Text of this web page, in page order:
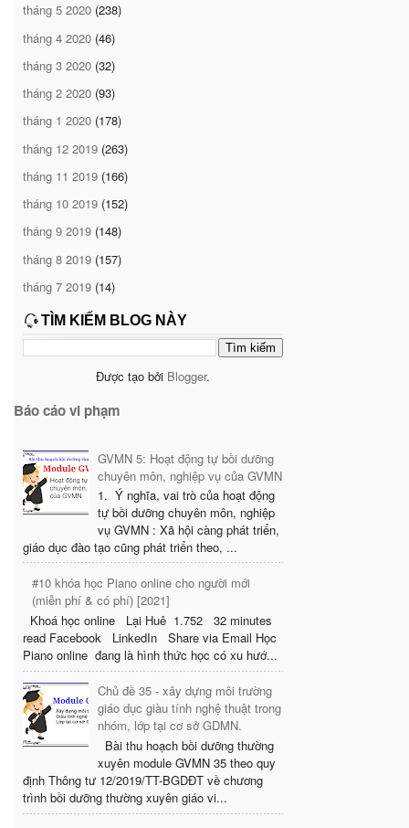
tháng 5 2020 (238)
tháng 4 2020 (46)
tháng 3 2020 (32)
tháng 2 2020 (93)
tháng 1 2020 (178)
tháng 12 2019 (263)
tháng 11 2019 (166)
tháng 10 2019 (152)
tháng 9 2019 (148)
tháng 8 2019 (157)
tháng 7 2019 (14)
TÌM KIẾM BLOG NÀY
Được tạo bởi Blogger.
Báo cáo vi phạm
GVMN 5: Hoạt động tự bồi dưỡng
chuyên môn, nghiệp vụ của GVMN
1. Ý nghĩa, vai trò của hoạt động
tự bồi dưỡng chuyên môn, nghiệp
vụ GVMN : Xã hội càng phát triển,
giáo dục đào tạo cũng phát triển theo, ...
#10 khóa học Piano online cho người mới
(miễn phí & có phí) [2021]
Khoá học online Lại Huê 1.752 32 minutes
read Facebook LinkedIn Share via Email Học
Piano online đang là hình thức học có xu hướ...
Chủ đề 35 - xây dựng môi trường
giáo dục giàu tính nghệ thuật trong
nhóm, lớp tại cơ sở GDMN.
Bài thu hoạch bồi dưỡng thường
xuyên module GVMN 35 theo quy
định Thông tư 12/2019/TT-BGDĐT về chương
trình bồi dưỡng thường xuyên giáo vi...